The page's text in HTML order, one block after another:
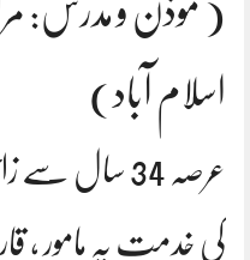
( مؤذن و مدرس:
اسلام آباد)
عرصہ 34 سال
کی خدمت پہ مامور ,